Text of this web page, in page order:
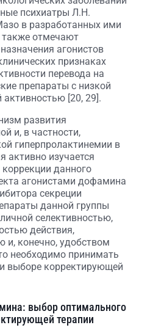
психиатры Л.Н.
в разработанных ими
отмечают
агонистов
признаках
перевода на
препараты с низкой
активностью [20, 29].
развития
и, в частности,
гиперпролактинемии в
активно изучается
данного
агонистами дофамина
секреции
данной группы
селективностью,
действия,
и, конечно, удобством
необходимо принимать
выборе корректирующей
выбор оптимального
терапии